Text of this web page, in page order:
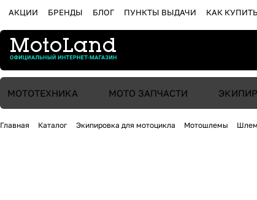
АКЦИИ БРЕНДЫ БЛОГ ПУНКТЫ ВЫДАЧИ КАК КУПИТЬ
МОТОТЕХНИКА МОТО ЗАПЧАСТИ
Главная Каталог Экипировка для мотоцикла Мотошлемы